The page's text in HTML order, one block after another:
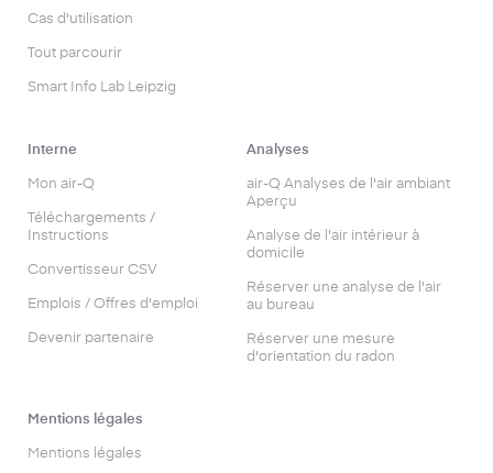
Cas d'utilisation
Tout parcourir
Smart Info Lab Leipzig
Interne
Mon air-Q
Téléchargements /
Instructions
Convertisseur CSV
Emplois / Offres d'emploi
Devenir partenaire
Analyses
air-Q Analyses de l'air ambiant
Aperçu
Analyse de l'air intérieur à
domicile
Réserver une analyse de l'air
au bureau
Réserver une mesure
d'orientation du radon
Mentions légales
Mentions légales